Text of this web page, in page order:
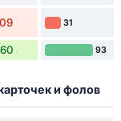
31
93
и фолов